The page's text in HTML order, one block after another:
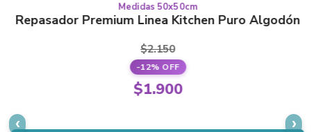
Medidas 50x50cm
Repasador Premium Linea Kitchen Puro Algodón
$2.150
-12% OFF
Original
$1.900
price
This
product
has
multiple
variants.
The